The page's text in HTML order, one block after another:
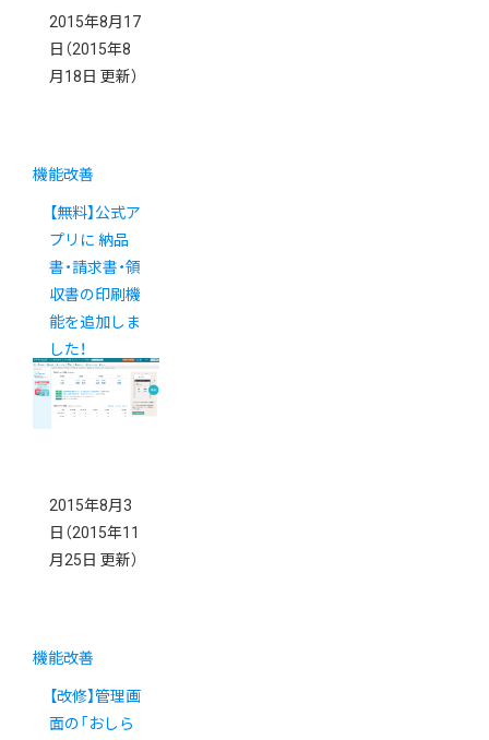
2015年8月17
日 （2015年8
月18日 更新）
機能改善
【無料】公式ア
プリに 納品
書・請求書・領
収書の印刷機
能を追加しま
した！
2015年8月3
日 （2015年11
月25日 更新）
機能改善
【改修】管理画
面の「おしら